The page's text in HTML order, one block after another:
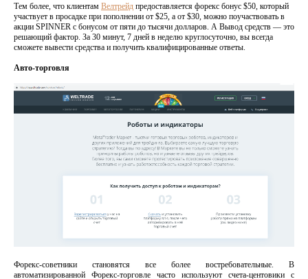
Тем более, что клиентам Велтрейд предоставляется форекс бонус $50, который
участвует в просадке при пополнении от $25, а от $30, можно поучаствовать в
акции SPINNER с бонусом от пяти до тысячи долларов. А Вывод средств — это
решающий фактор. За 30 минут, 7 дней в неделю круглосуточно, вы всегда
сможете вывести средства и получить квалифицированные ответы.
Авто-торговля
Форекс-советники становятся все более востребовательные. В
автоматизированной Форекс-торговле часто используют счета-центовики с